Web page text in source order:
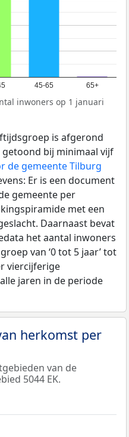
45-65 65+
inwoners op 1 januari
is afgerond
bij minimaal vijf
de gemeente Tilburg
Er is een document
gemeente per
met een
Daarnaast bevat
het aantal inwoners
van ‘0 tot 5 jaar’ tot
viercijferige
jaren in de periode
herkomst per
van de
5044 EK.